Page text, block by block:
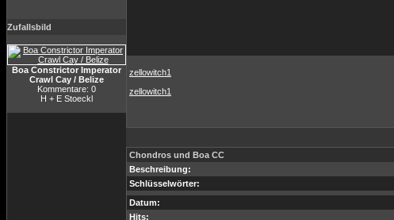
Zufallsbild
Boa Constrictor Imperator
Crawl Cay / Belize
Kommentare: 0
H + E Stoeckl
zellowitch1
zellowitch1
Chondros und Boa CC
Beschreibung:
Schlüsselwörter:
Datum:
Hits: